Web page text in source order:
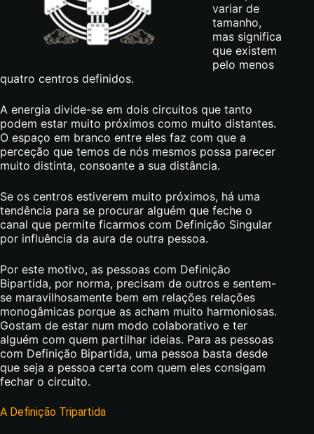
variar de
tamanho,
mas significa
que existem
pelo menos
quatro centros definidos.
A energia divide-se em dois circuitos que tanto
podem estar muito próximos como muito distantes.
O espaço em branco entre eles faz com que a
perceção que temos de nós mesmos possa parecer
muito distinta, consoante a sua distância.
Se os centros estiverem muito próximos, há uma
tendência para se procurar alguém que feche o
canal que permite ficarmos com Definição Singular
por influência da aura de outra pessoa.
Por este motivo, as pessoas com Definição
Bipartida, por norma, precisam de outros e sentem-
se maravilhosamente bem em relações relações
monogâmicas porque as acham muito harmoniosas.
Gostam de estar num modo colaborativo e ter
alguém com quem partilhar ideias. Para as pessoas
com Definição Bipartida, uma pessoa basta desde
que seja a pessoa certa com quem eles consigam
fechar o circuito.
A Definição Tripartida